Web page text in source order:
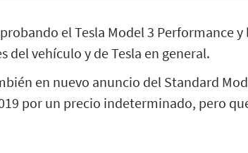
el Tesla Model 3 Performance
del vehículo y de Tesla en general.
en nuevo anuncio del Standard
por un precio indeterminado, pero